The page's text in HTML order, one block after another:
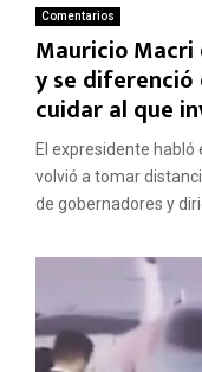
Comentarios
Mauricio
y se diferenció
cuidar al que
El expresidente
volvió a tomar
de gobernadores y